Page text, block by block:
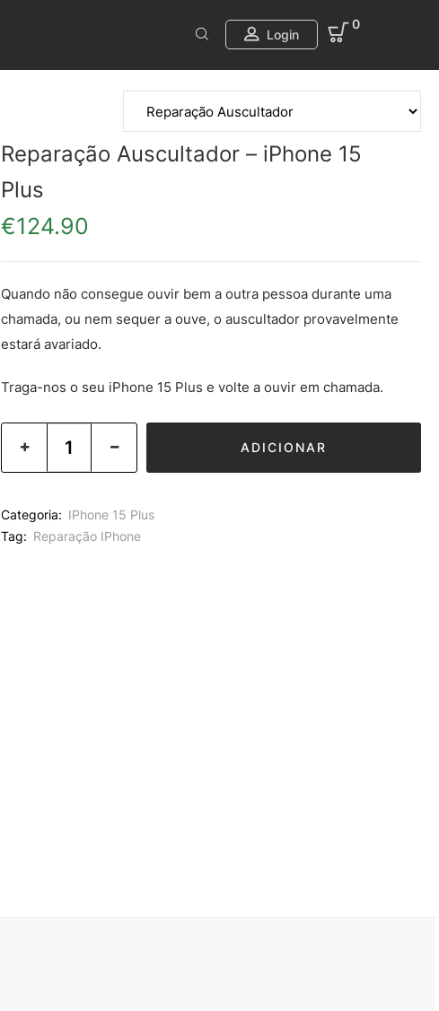
Login
0
Reparação Auscultador – iPhone 15
Plus
€124.90
Quando não consegue ouvir bem a outra pessoa durante uma
chamada, ou nem sequer a ouve, o auscultador provavelmente
estará avariado.
Traga-nos o seu iPhone 15 Plus e volte a ouvir em chamada.
ADICIONAR
Categoria: IPhone 15 Plus
Tag: Reparação IPhone